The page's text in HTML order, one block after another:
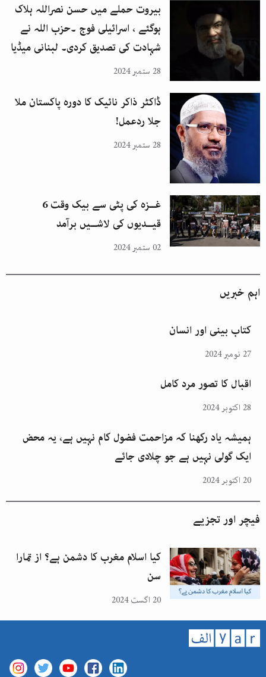
بیروت حملے میں حسن نصراللہ ہلاک
ہوگئے ، اسرائیلی فوج ۔حزب اللہ نے
شہادت کی تصدیق کردی۔ لبنانی میڈیا
28 ستمبر 2024
ڈاکٹر ذاکر نائیک کا دورہ پاکستان ملا
جلا ردعمل!
28 ستمبر 2024
غــزہ کی پٹی سے بیک وقت 6
قیــدیوں کی لاشــیں برآمد
02 ستمبر 2024
اہم خبریں
کتاب بینی اور انسان
27 نومبر 2024
اقبال کا تصور مرد کامل
28 اکتوبر 2024
ہمیشہ یاد رکھنا کہ مزاحمت فضول کام نہیں ہے، یہ محض
ایک گولی نہیں ہے جو چلادی جائے
20 اکتوبر 2024
فیچر اور تجزیے
کیا اسلام مغرب کا دشمن ہے؟ از تمارا
سن
20 اگست 2024